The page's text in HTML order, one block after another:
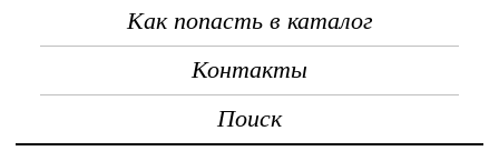
Как попасть в каталог
Контакты
Поиск